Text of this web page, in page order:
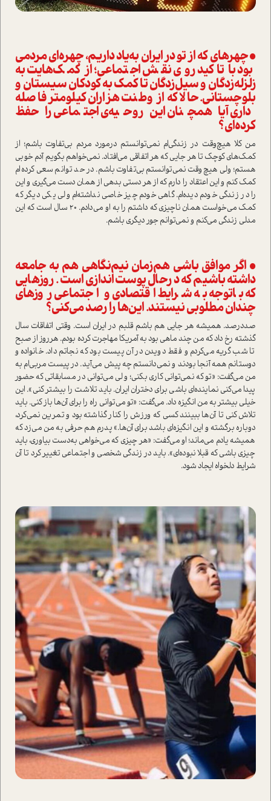
• چهرهای که از تو در ایران به‌یاد داریم، چهره‌ای مردمی
بود با تاکید روی نقش اجتماعی؛ از کمک‌هایت به
زلزله‌ز‌دگان و سیل‌زدگان تا کمک به کودکان سیستان و
بلوچستانی. حالا که از وطنت هزاران کیلومتر فاصله
داری آیا همچنان این روحیه‌ی اجتماعی را حفظ
کرده‌ای؟
من کلا هیچ‌وقت در زندگی‌ام نمی‌توانستم درمورد مردم بی‌تفاوت باشم؛ از
کمک‌های کوچک تا هر جایی که هر اتفاقی می‌افتاد. نمی‌خواهم بگویم آدم خوبی
هستم؛ ولی هیچ‌وقت نمی‌توانستم بی‌تفاوت باشم. در حد توانم سعی کرده‌ام
کمک کنم و این اعتقاد را دارم که از هر دستی بدهی از همان دست می‌گیری و این
را در زندگی خودم دیده‌ام. گاهی خودم چیز خاصی نداشته‌ام ولی یکی دیگر که
کمک می‌خوا‌ست همان ناچیزی که داشتم را به او می‌دادم. ۲۰ سال ا‌ست که این
مدلی زندگی می‌کنم و نمی‌توانم جور د‌یگری باشم.
• اگر موافق باشی هم‌زمان نیم‌نگاهی هم به جامعه
داشته باشیم که در‌حال پوست‌اندازی ا‌ست. روزهایی
که باتوجه به شرایط اقتصادی و اجتماعی روزهای
چندان مطلوبی نیستند. این‌ها را رصد می‌کنی؟
صد‌درصد. همیشه هر جایی هم باشم قلبم در ایران ا‌ست. وقتی اتفاقات سال
گذشته رخ داد که من چند ماهی بود به آمریکا مهاجرت کرده بودم. هر‌روز از صبح
تا شب گریه می‌کردم و فقط دویدن در آن پیست بود که نجاتم داد. خانواده و
دوستانم همه آنجا بودند و نمی‌دانستم چه پیش می‌آید. در پیست مربی‌ام به
من می‌گفت‌: «تو که نمی‌توانی کاری بکنی؛ ولی می‌توانی در مسابقاتی که حضور
پیدا می‌کنی نماینده‌ای باشی برای دختران ایران. باید تلاشت را بیشتر کنی». این
خیلی بیشتر به من انگیزه داد. می‌گفت‌: «تو می‌توانی راه را برای آن‌ها باز کنی. باید
تلاش کنی تا آن‌ها ببینند کسی که ورزش را کنار گذاشته بود و تمرین نمی‌کرد،
دوباره برگشته و این انگیزه‌ای باشد برای آن‌ها.» پدرم هم حرفی به من می‌زد که
همیشه یادم می‌ماند؛ او می‌گفت‌: «هر چیزی که می‌خواهی به‌دست بیاوری، باید
چیزی باشی که قبلا نبوده‌ای». باید در زندگی شخصی و اجتماعی تغییر کرد تا آن
شرایط دلخواه ایجاد شود.